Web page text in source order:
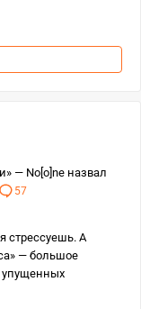
— No[o]ne назвал
57
стрессуешь. А
— большое
упущенных